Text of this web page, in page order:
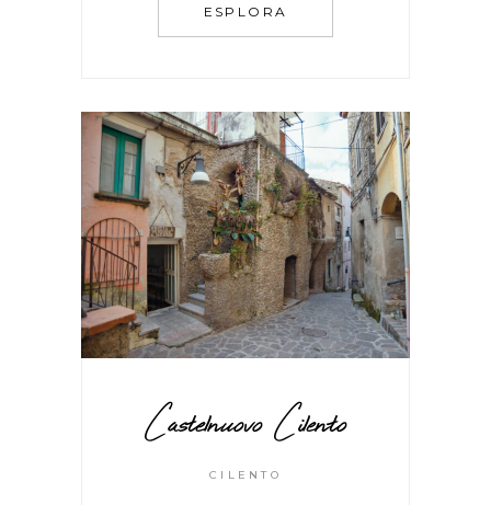
ESPLORA
Castelnuovo Cilento
CILENTO